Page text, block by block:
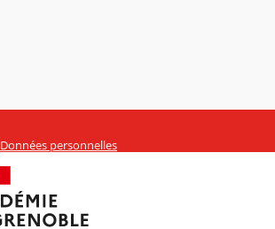
Données personnelles